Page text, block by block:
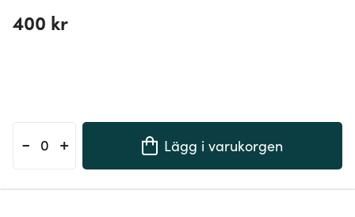
400 kr
- + Lägg i varukorgen